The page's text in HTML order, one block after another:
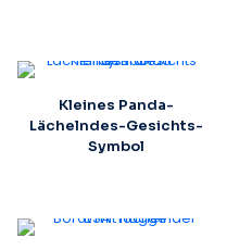
Kleines Panda-
Lächelndes-Gesichts-
Symbol